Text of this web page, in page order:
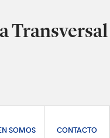
Transversal
SOMOS CONTACTO